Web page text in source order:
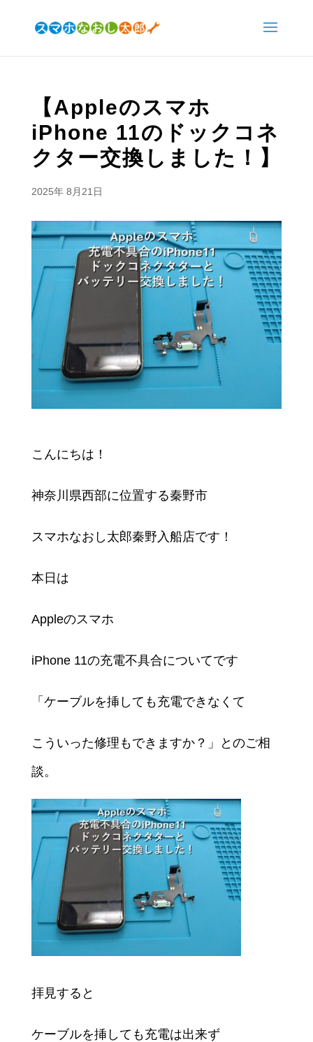
【Appleのスマホ
iPhone 11のドックコネ
クター交換しました！】
2025年 8月21日
こんにちは！
神奈川県西部に位置する秦野市
スマホなおし太郎秦野入船店です！
本日は
Appleのスマホ
iPhone 11の充電不具合についてです
「ケーブルを挿しても充電できなくて
こういった修理もできますか？」とのご相
談。
拝見すると
ケーブルを挿しても充電は出来ず